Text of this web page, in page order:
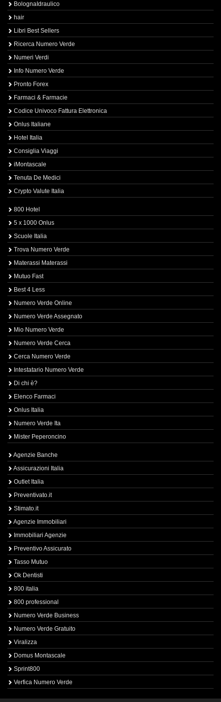
BolognaIdraulico
hair
Libri Best Sellers
Ricerca Numero Verde
Numeri Verdi
Info Numero Verde
Pronto Forex
Farmaci & Farmacie
Codice Univoco Fattura Elettronica
Onlus Italiane
Hotel Italia
Consiglia Viaggi
iMontascale
Tenuta De Medici
Crypto Valute Italia
800 Hotel
5 x 1000 Onlus
Scuole Italia
Trova Numero Verde
Materassi Materassi
Mutuo Fast
Best 4 Less
Numero Verde Online
Numero Verde Assegnato
Mio Numero Verde
Numero Verde Cerca
Cerca Numero Verde
Intestatario Numero Verde
Di chi è?
Elenco Farmaci
Onlus Italia
Numero Verde Ita
Mister Peperoncino
Agenzie Banche
Assicurazioni Italia
Outlet Italia
Preventivato.it
Stimato.it
Agenzie Immobiliari
Immobiliari Agenzie
Preventivo Assicurato
Tasso Mutuo
Ok Dentisti
800 italia
800 professional
Numero Verde Business
Numero Verde Gratuito
Viralizza
Domus Montascale
Sprint800
Verfica Numero Verde